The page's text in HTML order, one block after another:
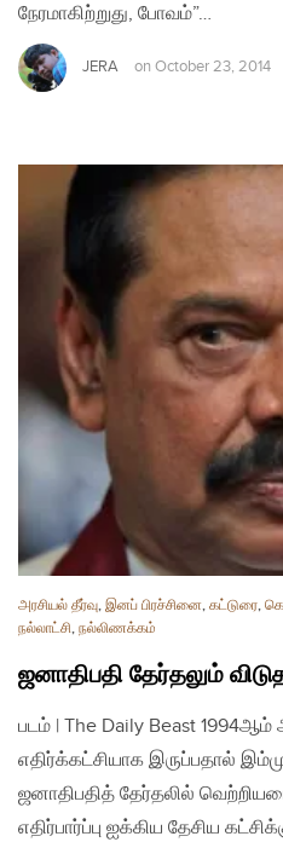
நேரமாகிற்றுது, போவம்”…
JERA on October 23, 2014
அரசியல் தீர்வு, இனப் பிரச்சினை, கட்டுரை,
நல்லாட்சி, நல்லிணக்கம்
ஜனாதிபதி தேர்தலும்
படம் | The Daily Beast
எதிர்க்கட்சியாக இருப்பதால்
ஜனாதிபதித் தேர்தலில்
எதிர்பார்ப்பு ஐக்கிய தேசிய